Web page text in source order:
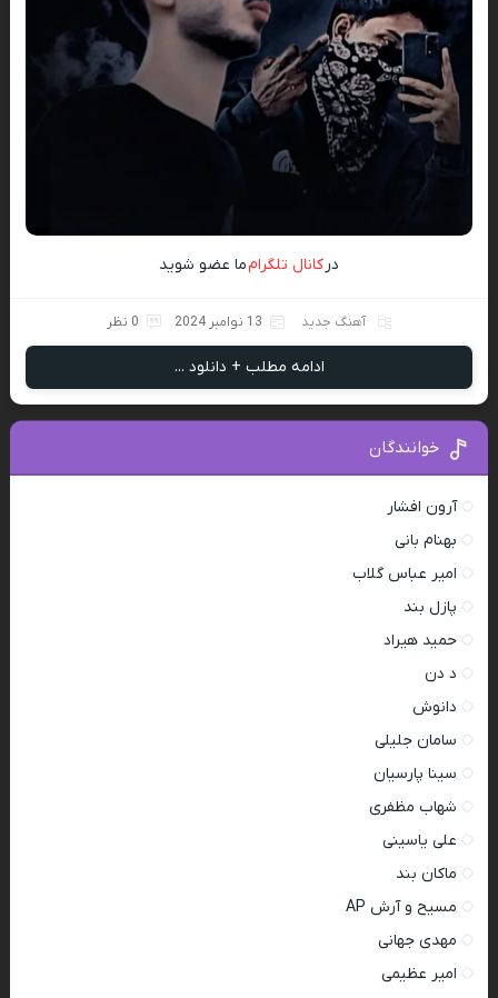
درکانال تلگرامما عضو شوید
آهنگ جدید 13 نوامبر 2024 0 نظر
ادامه مطلب + دانلود ...
خوانندگان
آرون افشار
بهنام بانی
امیر عباس گلاب
پازل بند
حمید هیراد
د دن
دانوش
سامان جلیلی
سینا پارسیان
شهاب مظفری
علی یاسینی
ماکان بند
مسیح و آرش AP
مهدی جهانی
امیر عظیمی